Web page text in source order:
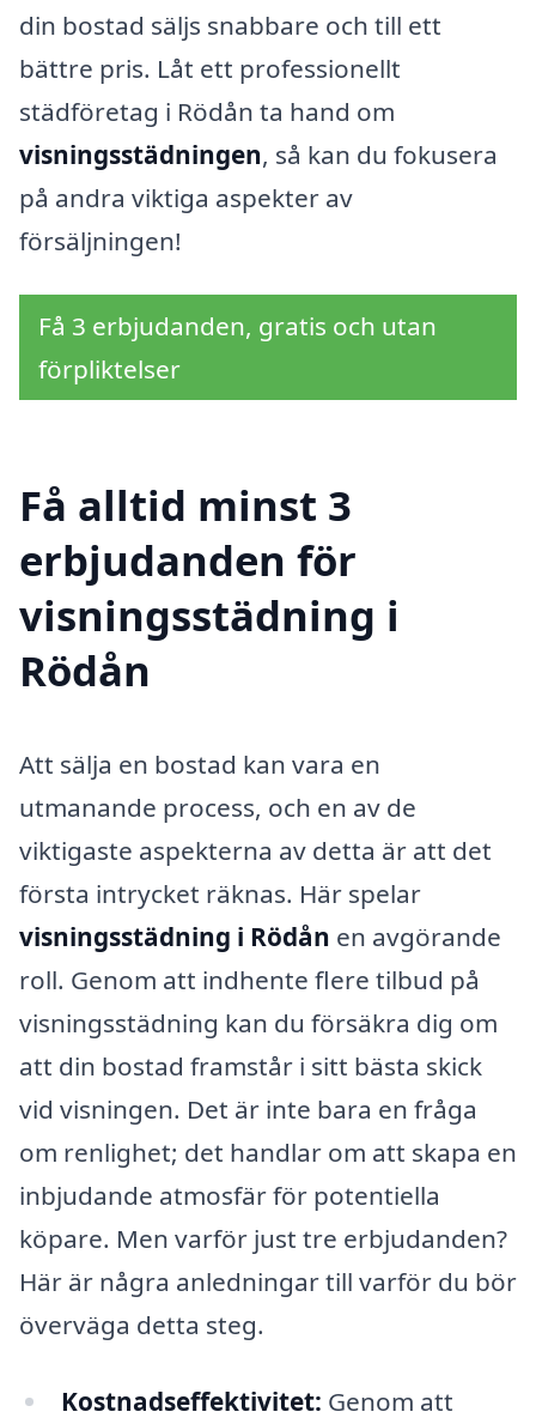
din bostad säljs snabbare och till ett
bättre pris. Låt ett professionellt
städföretag i Rödån ta hand om
visningsstädningen, så kan du fokusera
på andra viktiga aspekter av
försäljningen!
Få 3 erbjudanden, gratis och utan
förpliktelser
Få alltid minst 3
erbjudanden för
visningsstädning i
Rödån
Att sälja en bostad kan vara en
utmanande process, och en av de
viktigaste aspekterna av detta är att det
första intrycket räknas. Här spelar
visningsstädning i Rödån en avgörande
roll. Genom att indhente flere tilbud på
visningsstädning kan du försäkra dig om
att din bostad framstår i sitt bästa skick
vid visningen. Det är inte bara en fråga
om renlighet; det handlar om att skapa en
inbjudande atmosfär för potentiella
köpare. Men varför just tre erbjudanden?
Här är några anledningar till varför du bör
överväga detta steg.
Kostnadseffektivitet: Genom att